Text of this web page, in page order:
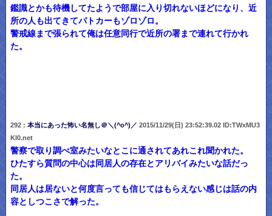
鑑識とかも待機してたようで部屋に入り切れないほどになり、近
所の人も出てきてパトカーもゾロゾロ。
警戒線まで張られて俺は任意同行で近所の署まで連れて行かれ
た。
292 : 本当にあった怖い名無し＠＼(^o^)／ 2015/11/29(日) 23:52:39.02 ID:TWxMU3
Kl0.net
警察で取り調べ室みたいなとこに通されてあれこれ聞かれた。
ひたすら質問の中心は同居人の存在とアリバイみたいな話だっ
た。
同居人は居ないと何度言っても信じてはもらえない感じは話の内
容としつこさで解った。